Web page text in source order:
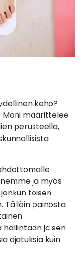
keho?
Moni määrittelee
perusteella,
ja myös
toisen
Tällöin painosta
hallintaan ja sen
ajatuksia kuin